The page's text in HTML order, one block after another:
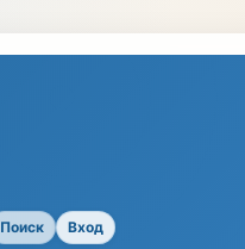
Поиск Вход